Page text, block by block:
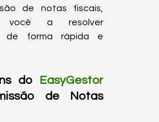
de notas fiscais,
você a resolver
de forma rápida e
do
EasyGestor
de Notas